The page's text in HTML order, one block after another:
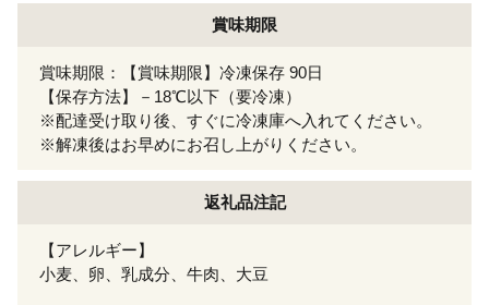
賞味期限
賞味期限：【賞味期限】冷凍保存 90日
【保存方法】－18℃以下（要冷凍）
※配達受け取り後、すぐに冷凍庫へ入れてください。
※解凍後はお早めにお召し上がりください。
返礼品注記
【アレルギー】
小麦、卵、乳成分、牛肉、大豆